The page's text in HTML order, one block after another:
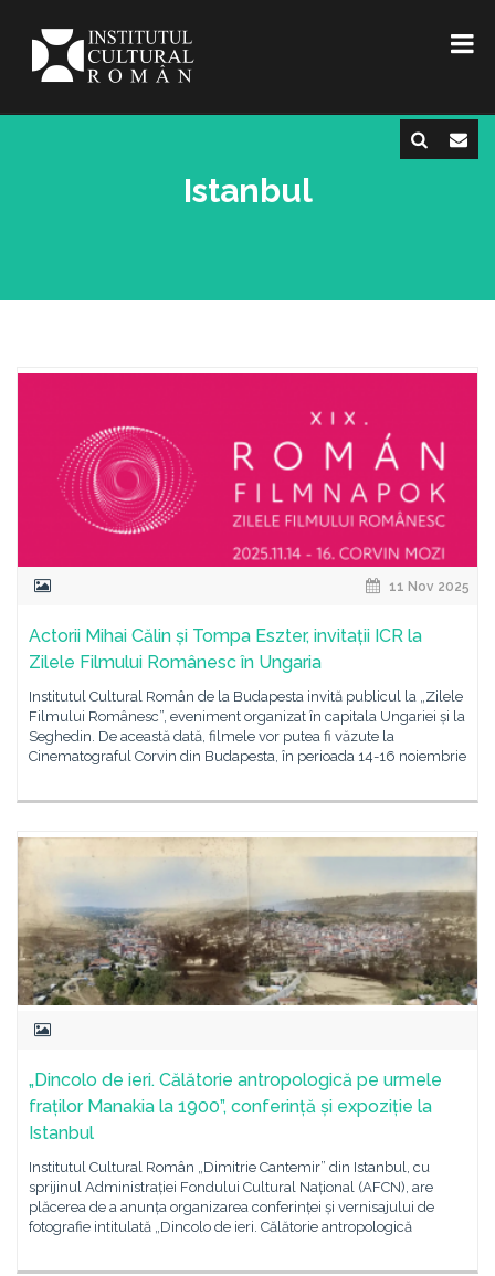
Istanbul
11 Nov 2025
Actorii Mihai Călin și Tompa Eszter, invitații ICR la
Zilele Filmului Românesc în Ungaria
Institutul Cultural Român de la Budapesta invită publicul la „Zilele
Filmului Românesc”, eveniment organizat în capitala Ungariei și la
Seghedin. De această dată, filmele vor putea fi văzute la
Cinematograful Corvin din Budapesta, în perioada 14-16 noiembrie
„Dincolo de ieri. Călătorie antropologică pe urmele
fraților Manakia la 1900”, conferință și expoziție la
Istanbul
Institutul Cultural Român „Dimitrie Cantemir” din Istanbul, cu
sprijinul Administrației Fondului Cultural Național (AFCN), are
plăcerea de a anunța organizarea conferinței și vernisajului de
fotografie intitulată „Dincolo de ieri. Călătorie antropologică